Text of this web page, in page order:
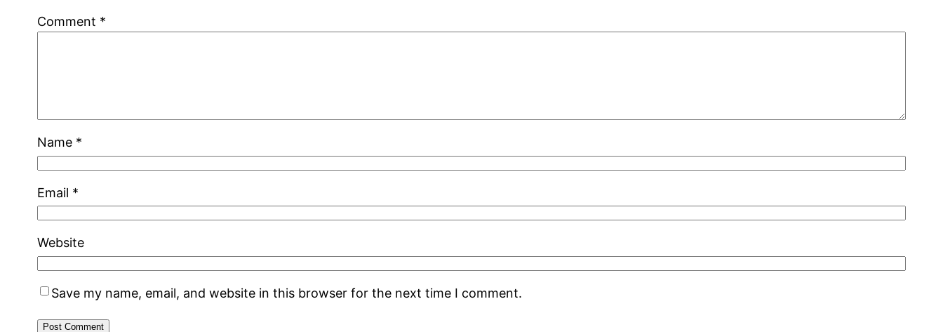
Comment *
Name *
Email *
Website
Save my name, email, and website in this browser for the next time I comment.